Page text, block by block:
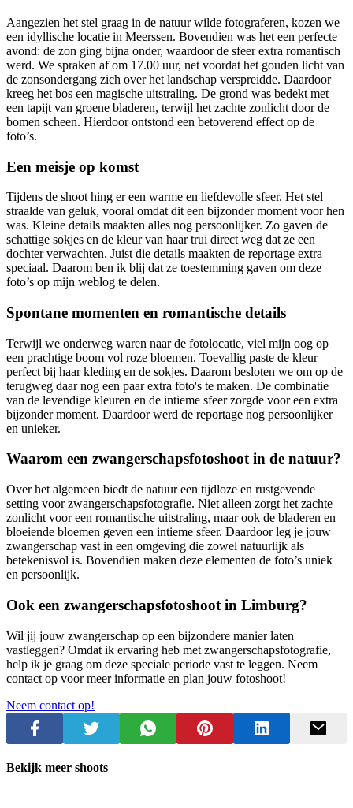
Aangezien het stel graag in de natuur wilde fotograferen, kozen we
een idyllische locatie in Meerssen. Bovendien was het een perfecte
avond: de zon ging bijna onder, waardoor de sfeer extra romantisch
werd. We spraken af om 17.00 uur, net voordat het gouden licht van
de zonsondergang zich over het landschap verspreidde. Daardoor
kreeg het bos een magische uitstraling. De grond was bedekt met
een tapijt van groene bladeren, terwijl het zachte zonlicht door de
bomen scheen. Hierdoor ontstond een betoverend effect op de
foto’s.
Een meisje op komst
Tijdens de shoot hing er een warme en liefdevolle sfeer. Het stel
straalde van geluk, vooral omdat dit een bijzonder moment voor hen
was. Kleine details maakten alles nog persoonlijker. Zo gaven de
schattige sokjes en de kleur van haar trui direct weg dat ze een
dochter verwachten. Juist die details maakten de reportage extra
speciaal. Daarom ben ik blij dat ze toestemming gaven om deze
foto’s op mijn weblog te delen.
Spontane momenten en romantische details
Terwijl we onderweg waren naar de fotolocatie, viel mijn oog op
een prachtige boom vol roze bloemen. Toevallig paste de kleur
perfect bij haar kleding en de sokjes. Daarom besloten we om op de
terugweg daar nog een paar extra foto's te maken. De combinatie
van de levendige kleuren en de intieme sfeer zorgde voor een extra
bijzonder moment. Daardoor werd de reportage nog persoonlijker
en unieker.
Waarom een zwangerschapsfotoshoot in de natuur?
Over het algemeen biedt de natuur een tijdloze en rustgevende
setting voor zwangerschapsfotografie. Niet alleen zorgt het zachte
zonlicht voor een romantische uitstraling, maar ook de bladeren en
bloeiende bloemen geven een intieme sfeer. Daardoor leg je jouw
zwangerschap vast in een omgeving die zowel natuurlijk als
betekenisvol is. Bovendien maken deze elementen de foto’s uniek
en persoonlijk.
Ook een zwangerschapsfotoshoot in Limburg?
Wil jij jouw zwangerschap op een bijzondere manier laten
vastleggen? Omdat ik ervaring heb met zwangerschapsfotografie,
help ik je graag om deze speciale periode vast te leggen. Neem
contact op voor meer informatie en plan jouw fotoshoot!
Neem contact op!
Bekijk meer shoots